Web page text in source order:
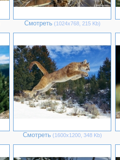
Смотреть (1024х768, 215 Kb)
Смотреть (1600х1200, 348 Kb)